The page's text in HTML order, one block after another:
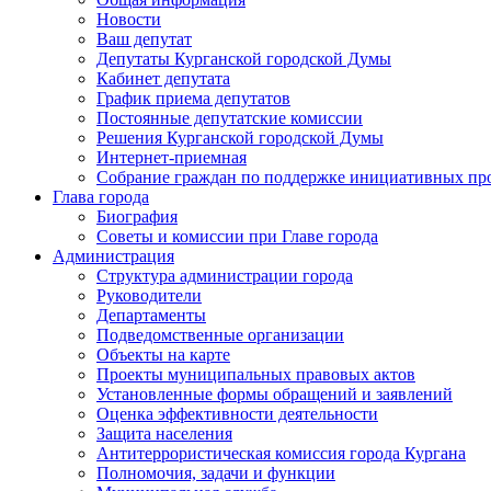
Новости
Ваш депутат
Депутаты Курганской городской Думы
Кабинет депутата
График приема депутатов
Постоянные депутатские комиссии
Решения Курганской городской Думы
Интернет-приемная
Собрание граждан по поддержке инициативных
Глава города
Биография
Советы и комиссии при Главе города
Администрация
Структура администрации города
Руководители
Департаменты
Подведомственные организации
Объекты на карте
Проекты муниципальных правовых актов
Установленные формы обращений и заявлений
Оценка эффективности деятельности
Защита населения
Антитеррористическая комиссия города Кургана
Полномочия, задачи и функции